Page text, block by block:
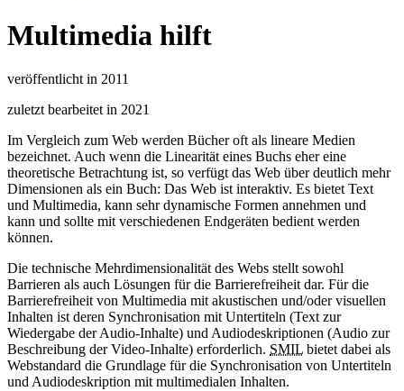
Multimedia hilft
veröffentlicht in 2011
zuletzt bearbeitet in 2021
Im Vergleich zum Web werden Bücher oft als lineare Medien
bezeichnet. Auch wenn die Linearität eines Buchs eher eine
theoretische Betrachtung ist, so verfügt das Web über deutlich mehr
Dimensionen als ein Buch: Das Web ist interaktiv. Es bietet Text
und Multimedia, kann sehr dynamische Formen annehmen und
kann und sollte mit verschiedenen Endgeräten bedient werden
können.
Die technische Mehrdimensionalität des Webs stellt sowohl
Barrieren als auch Lösungen für die Barrierefreiheit dar. Für die
Barrierefreiheit von Multimedia mit akustischen und/oder visuellen
Inhalten ist deren Synchronisation mit Untertiteln (Text zur
Wiedergabe derAudio-Inhalte) und Audiodeskriptionen (Audio zur
Beschreibung derVideo-Inhalte) erforderlich. SMIL bietet dabei als
Webstandard die Grundlage für die Synchronisation von Untertiteln
und Audiodeskription mit multimedialen Inhalten.